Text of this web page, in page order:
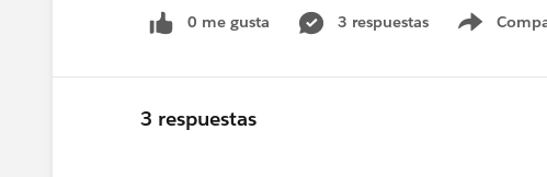
0 me gusta 3 respuestas
Show
3 respuestas